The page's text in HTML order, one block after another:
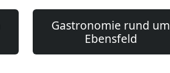
Gastronomie rund um
Ebensfeld